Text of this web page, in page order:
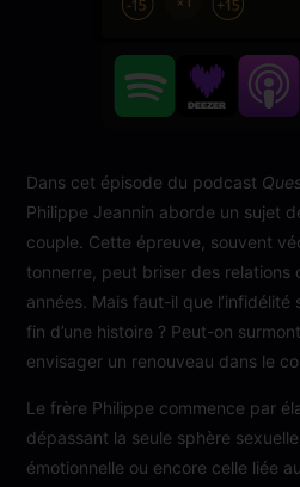
Dans cet épisode du podcast
Philippe Jeannin aborde un sujet
couple. Cette épreuve, souvent
tonnerre, peut briser des relations
années. Mais faut-il que
fin d’une histoire ? Peut-on
envisager un renouveau dans le
Le frère Philippe commence par
dépassant la seule sphère
émotionnelle ou encore celle liée